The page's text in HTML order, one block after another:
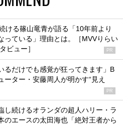
ける篠山竜青が語る「10年前より
っている」理由とは。［MVVりらい
ビュー］
PR
るだけでも感覚が狂ってきます」B
ーター・安藤周人が明かす“見え
PR
し続けるオランダの超人ハリー・ラ
のエースの太田海也「絶対王者から